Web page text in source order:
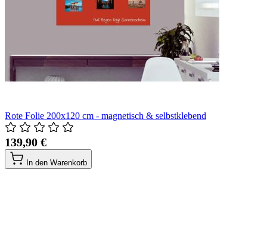
Rote Folie 200x120 cm - magnetisch & selbstklebend
139,90 €
In den Warenkorb